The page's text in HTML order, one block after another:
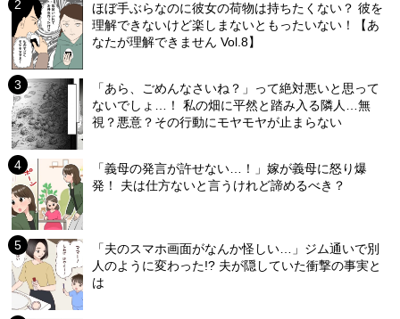
ほぼ手ぶらなのに彼女の荷物は持ちたくない？ 彼を
理解できないけど楽しまないともったいない！【あ
なたが理解できません Vol.8】
「あら、ごめんなさいね？」って絶対悪いと思って
ないでしょ…！ 私の畑に平然と踏み入る隣人…無
視？悪意？その行動にモヤモヤが止まらない
「義母の発言が許せない…！」嫁が義母に怒り爆
発！ 夫は仕方ないと言うけれど諦めるべき？
「夫のスマホ画面がなんか怪しい…」ジム通いで別
人のように変わった!? 夫が隠していた衝撃の事実と
は